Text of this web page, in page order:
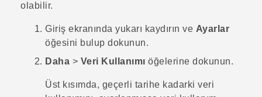
olabilir.
Giriş ekranında yukarı kaydırın ve Ayarlar
öğesini bulup dokunun.
Daha > Veri Kullanımı öğelerine dokunun.
Üst kısımda, geçerli tarihe kadarki veri